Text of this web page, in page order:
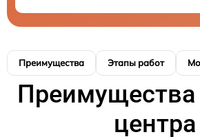
Преимущества Этапы работ
Преимущества
центра